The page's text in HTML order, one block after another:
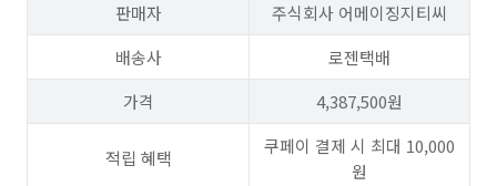
판매자
주식회사 어메이징지티씨
배송사
로젠택배
가격
4,387,500원
적립 혜택
쿠페이 결제 시 최대 10,000
원